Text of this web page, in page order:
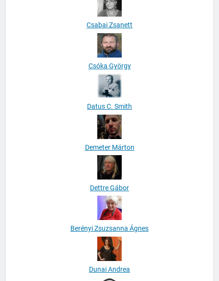
Csabai Zsanett
Csóka György
Datus C. Smith
Demeter Márton
Dettre Gábor
Berényi Zsuzsanna Ágnes
Dunai Andrea